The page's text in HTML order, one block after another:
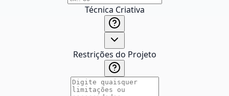
Técnica Criativa
Restrições do Projeto